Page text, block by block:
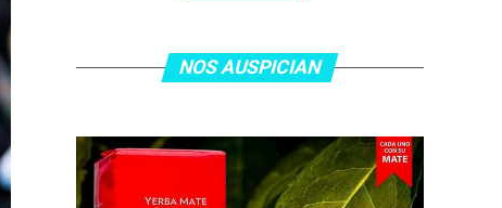
NOS AUSPICIAN